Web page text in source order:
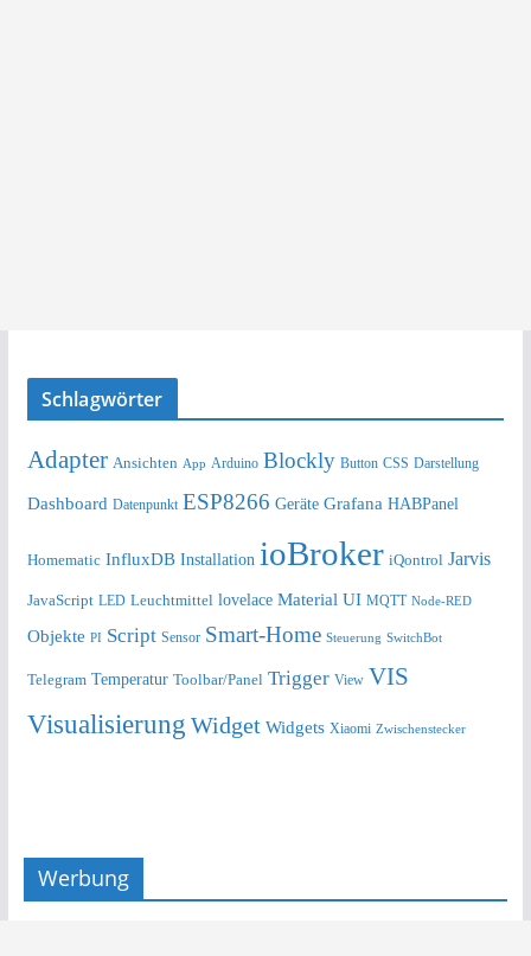
Schlagwörter
Adapter Ansichten App Arduino Blockly Button CSS Darstellung
Dashboard Datenpunkt ESP8266 Geräte Grafana HABPanel
Homematic InfluxDB Installation ioBroker iQontrol Jarvis
JavaScript LED Leuchtmittel lovelace Material UI MQTT Node-RED
Objekte PI Script Sensor Smart-Home Steuerung SwitchBot
Telegram Temperatur Toolbar/Panel Trigger View VIS
Visualisierung Widget Widgets Xiaomi Zwischenstecker
Werbung